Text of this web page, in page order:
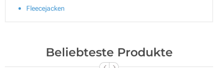
Fleecejacken
Beliebteste Produkte